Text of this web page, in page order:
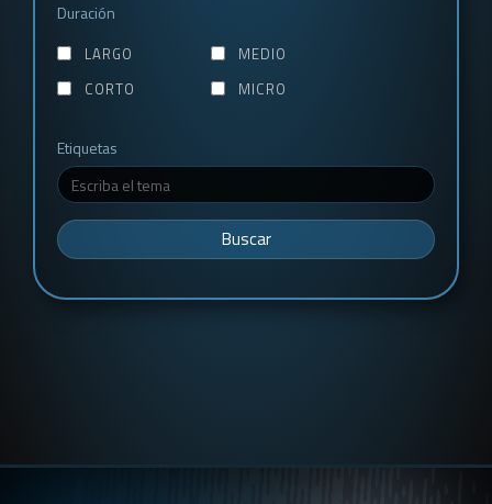
Duración
LARGO
MEDIO
CORTO
MICRO
Etiquetas
Buscar